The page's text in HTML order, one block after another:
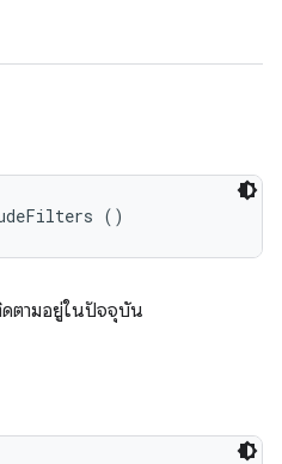
()
ตามอยู่ในปัจจุบัน